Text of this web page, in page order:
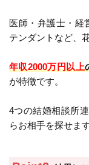
医師・弁護士・経
テンダントなど、
年収2000万円以上
が特徴です。
4つの結婚相談所
らお相手を探せます